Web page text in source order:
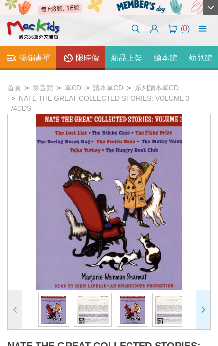
(0)
暢銷書單 限時價 新品上架 繪本館 幼兒館
首頁 影音館 單CD 讀本單CD
系列讀本單CD
NATE THE GREAT COLLECTED STORIES: VOLUME 3
/4CDS